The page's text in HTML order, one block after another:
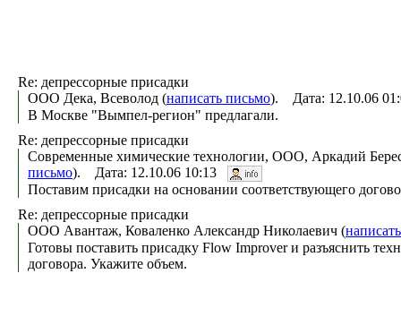
Re: депрессорные присадки
ООО Дека, Всеволод (написать письмо). Дата: 12.10.06
В Москве "Вымпел-регион" предлагали.
Re: депрессорные присадки
Современные химические технологии, ООО, Аркадий
письмо). Дата: 12.10.06 10:13
Поставим присадки на основании соответствующего
Re: депрессорные присадки
ООО Авантаж, Коваленко Александр Николаевич (
Готовы поставить присадку Flow Improver и разъяснить
договора. Укажите объем.